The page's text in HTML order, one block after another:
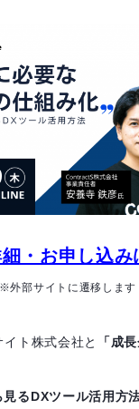
・お申し込み
※外部サイトに遷移します
ト株式会社と
「成
るDXツール活用方